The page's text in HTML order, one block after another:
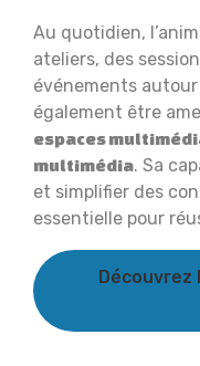
Au quotidien,
ateliers, des
événements
également être
espaces
multimédia. Sa
et simplifier des
essentielle pour
Découvrez